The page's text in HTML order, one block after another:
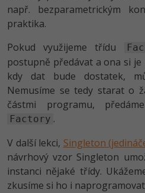
např. bezparametrickým
praktika.
Pokud využijeme třídu
postupně předávat a ona si je
kdy dat bude dostatek,
Nemusíme se tedy starat o
částmi programu,
Factory .
V další lekci, Singleton
návrhový vzor Singleton
instanci nějaké třídy.
zkusíme si ho i